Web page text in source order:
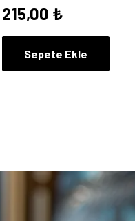
215,00 ₺
Sepete Ekle